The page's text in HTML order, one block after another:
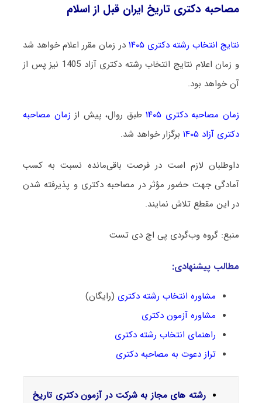
مصاحبه دکتری تاریخ ایران قبل از اسلام
نتایج انتخاب رشته دکتری ۱۴۰۵
در زمان مقرر اعلام خواهد شد
و زمان اعلام نتایج انتخاب رشته دکتری آزاد 1405 نیز پس از
آن خواهد بود.
زمان مصاحبه دکتری ۱۴۰۵ طبق روال، پیش از زمان مصاحبه
دکتری آزاد ۱۴۰۵
برگزار خواهد شد.
داوطلبان لازم است در فرصت باقی‌مانده نسبت به کسب
آمادگی جهت حضور مؤثر در مصاحبه دکتری و پذیرفته شدن
در این مقطع تلاش نمایند.
منبع: گروه وب‌گردی پی اچ دی تست
مطالب پیشنهادی:
مشاوره انتخاب رشته دکتری (رایگان)
مشاوره آزمون دکتری
راهنمای انتخاب رشته دکتری
تراز دعوت به مصاحبه دکتری
رشته های مجاز به شرکت در آزمون دکتری تاریخ